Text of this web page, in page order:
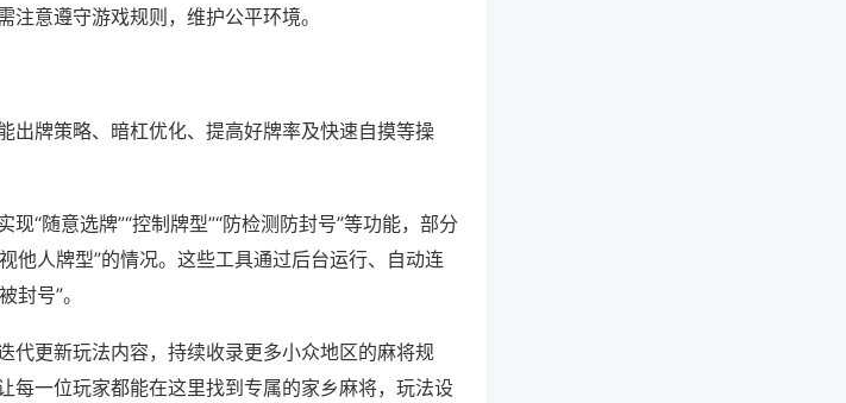
意遵守游戏规则，维护公平环境。
出牌策略、暗杠优化、提高好牌率及快速自摸等操
“随意选牌”“控制牌型”“防检测防封号”等功能，部分
他人牌型”的情况。这些工具通过后台运行、自动连
封号”。
代更新玩法内容，持续收录更多小众地区的麻将规
每一位玩家都能在这里找到专属的家乡麻将，玩法设